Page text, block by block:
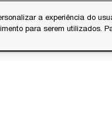
Serviços
a experiência do
para serem utilizados.